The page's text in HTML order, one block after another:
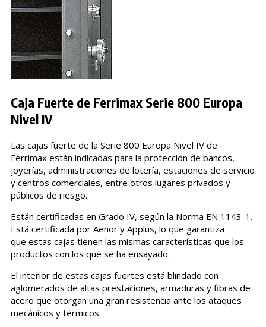
Caja Fuerte de Ferrimax Serie 800 Europa
Nivel IV
Las cajas fuerte de la Serie 800 Europa Nivel IV de
Ferrimax están indicadas para la protección de bancos,
joyerías, administraciones de lotería, estaciones de servicio
y centros comerciales, entre otros lugares privados y
públicos de riesgo.
Están certificadas en Grado IV, según la Norma EN 1143-1.
Está certificada por Aenor y Applus, lo que garantiza
que estas cajas tienen las mismas características que los
productos con los que se ha ensayado.
El interior de estas cajas fuertes está blindado con
aglomerados de altas prestaciones, armaduras y fibras de
acero que otorgan una gran resistencia ante los ataques
mecánicos y térmicos.